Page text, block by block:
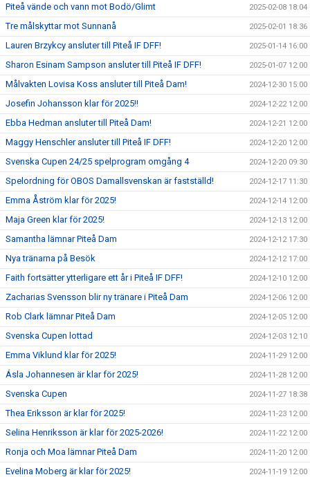
Piteå vände och vann mot Bodö/Glimt 2025-02-08 18:04
Tre målskyttar mot Sunnanå 2025-02-01 18:36
Lauren Brzykcy ansluter till Piteå IF DFF! 2025-01-14 16:00
Sharon Esinam Sampson ansluter till Piteå IF DFF! 2025-01-07 12:00
Målvakten Lovisa Koss ansluter till Piteå Dam! 2024-12-30 15:00
Josefin Johansson klar för 2025!! 2024-12-22 12:00
Ebba Hedman ansluter till Piteå Dam! 2024-12-21 12:00
Maggy Henschler ansluter till Piteå IF DFF! 2024-12-20 12:00
Svenska Cupen 24/25 spelprogram omgång 4 2024-12-20 09:30
Spelordning för OBOS Damallsvenskan är fastställd! 2024-12-17 11:30
Emma Åström klar för 2025! 2024-12-14 12:00
Maja Green klar för 2025! 2024-12-13 12:00
Samantha lämnar Piteå Dam 2024-12-12 17:30
Nya tränarna på Besök 2024-12-12 17:00
Faith fortsätter ytterligare ett år i Piteå IF DFF! 2024-12-10 12:00
Zacharias Svensson blir ny tränare i Piteå Dam 2024-12-06 12:00
Rob Clark lämnar Piteå Dam 2024-12-05 12:00
Svenska Cupen lottad 2024-12-03 12:10
Emma Viklund klar för 2025! 2024-11-29 12:00
Ásla Johannesen är klar för 2025! 2024-11-28 12:00
Svenska Cupen 2024-11-27 18:38
Thea Eriksson är klar för 2025! 2024-11-23 12:00
Selina Henriksson är klar för 2025-2026! 2024-11-22 12:00
Ronja och Moa lämnar Piteå Dam 2024-11-20 12:00
Evelina Moberg är klar för 2025! 2024-11-19 12:00